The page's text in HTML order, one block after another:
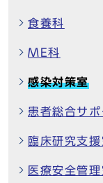
食養科
ME科
感染対策室
患者総合サ
臨床研究支援
医療安全管理